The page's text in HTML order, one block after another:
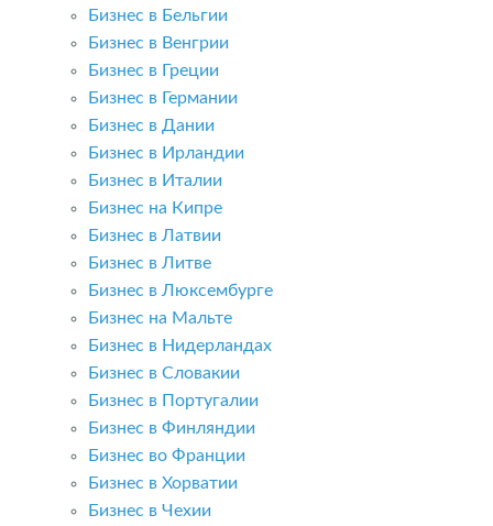
Бизнес в Бельгии
Бизнес в Венгрии
Бизнес в Греции
Бизнес в Германии
Бизнес в Дании
Бизнес в Ирландии
Бизнес в Италии
Бизнес на Кипре
Бизнес в Латвии
Бизнес в Литве
Бизнес в Люксембурге
Бизнес на Мальте
Бизнес в Нидерландах
Бизнес в Словакии
Бизнес в Португалии
Бизнес в Финляндии
Бизнес во Франции
Бизнес в Хорватии
Бизнес в Чехии